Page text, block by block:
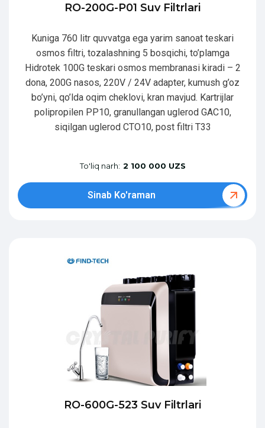
RO-200G-P01 Suv Filtrlari
Kuniga 760 litr quvvatga ega yarim sanoat teskari
osmos filtri, tozalashning 5 bosqichi, to’plamga
Hidrotek 100G teskari osmos membranasi kiradi – 2
dona, 200G nasos, 220V / 24V adapter, kumush g’oz
bo’yni, qo’lda oqim cheklovi, kran mavjud. Kartrijlar
polipropilen PP10, granullangan uglerod GAC10,
siqilgan uglerod CTO10, post filtri T33
To'liq narh: 2 100 000 UZS
Sinab Ko'raman
RO-600G-523 Suv Filtrlari